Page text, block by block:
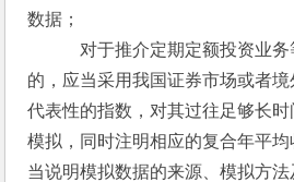
数据；
对于推介定期定额投资业务
的，应当采用我国证券市场或者
代表性的指数，对其过往足够长
模拟，同时注明相应的复合年平
当说明模拟数据的来源、模拟方